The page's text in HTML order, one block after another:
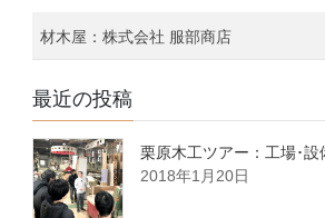
材木屋：株式会社 服部商店
最近の投稿
栗原木工ツアー：工場･設
2018年1月20日